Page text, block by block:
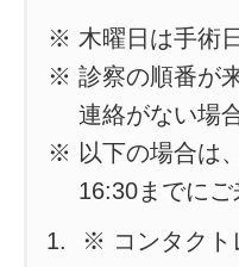
※ 木曜日は手術
※ 診察の順番が
連絡がない場
※ 以下の場合は
16:30までにご
※ コンタクト